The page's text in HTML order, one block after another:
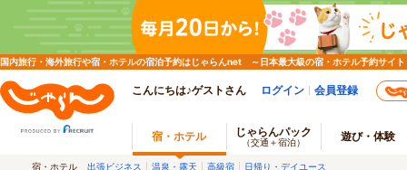
国内旅行・海外旅行や宿・ホテルの宿泊予約はじゃらんnet ～日本最大級の宿・ホテル予約サイト
こんにちは♪ゲストさん ログイン 会員登録
宿・ホテル じゃらんパック
（交通＋宿泊） 遊び・体験
宿・ホテル 出張ビジネス 温泉・露天 高級宿 日帰り・デイユース